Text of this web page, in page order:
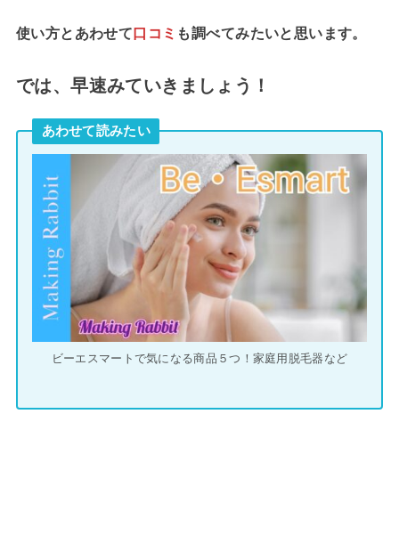
使い方とあわせて口コミ も調べてみたいと思います。
では、早速みていきましょう！
あわせて読みたい
ビーエスマートで気になる商品５つ！家庭用脱毛器など